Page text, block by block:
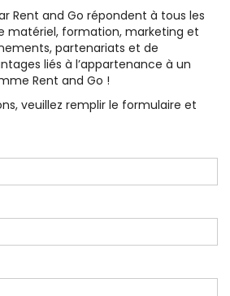
Rent and Go répondent à tous les
matériel, formation, marketing et
partenariats et de
liés à l’appartenance à un
Rent and Go !
veuillez remplir le formulaire et